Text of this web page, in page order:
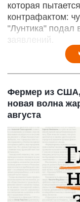
которая
контрафактом:
"Лунтика" подал
заявлений.
Фермер из США,
новая волна
августа